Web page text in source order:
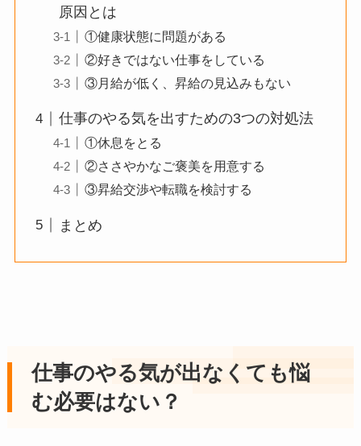
原因とは
①健康状態に問題がある
②好きではない仕事をしている
③月給が低く、昇給の見込みもない
仕事のやる気を出すための3つの対処法
①休息をとる
②ささやかなご褒美を用意する
③昇給交渉や転職を検討する
まとめ
仕事のやる気が出なくても悩
む必要はない？